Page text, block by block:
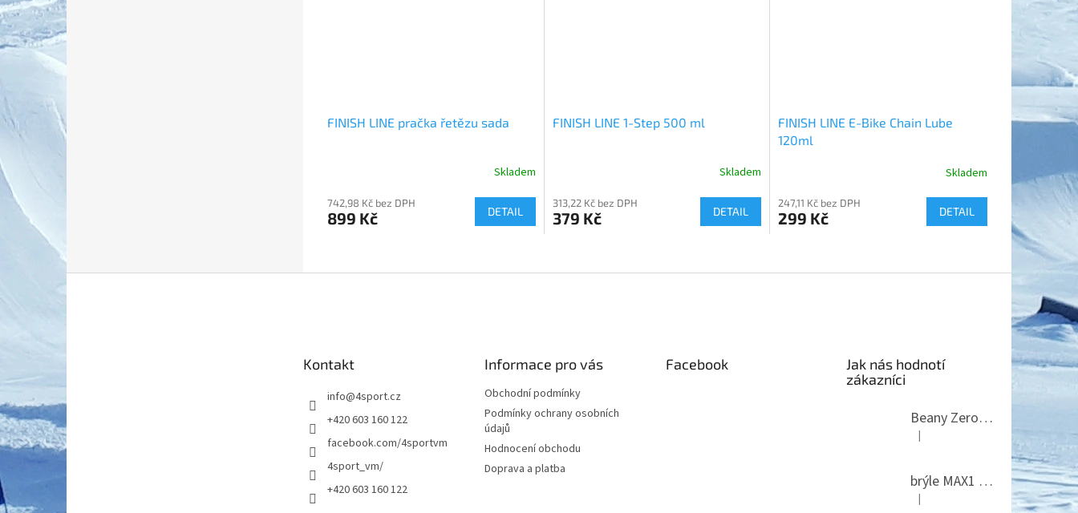
FINISH LINE pračka řetězu sada
Skladem
742,98 Kč bez DPH
899 Kč DETAIL
FINISH LINE 1-Step 500 ml
Skladem
313,22 Kč bez DPH
379 Kč DETAIL
FINISH LINE E-Bike Chain Lube
120ml
Skladem
247,11 Kč bez DPH
299 Kč DETAIL
v
á
Kontakt
info@4sport.cz
+420 603 160 122
facebook.com/4sportvm
4sport_vm/
+420 603 160 122
Informace pro vás
Obchodní podmínky
Podmínky ochrany osobních
údajů
Hodnocení obchodu
Doprava a platba
Facebook
Jak nás hodnotí
zákazníci
Beany Zero 24 White
Hodnocení produktu je 5 z 5
|
brýle MAX1 Thunder
Hodnocení produktu je 5 z 5
|